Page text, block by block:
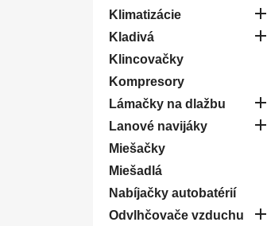
Klimatizácie

Kladivá 
Klincovačky
Kompresory
Lámačky na dlažbu

Lanové navijáky 
Miešačky
Miešadlá
Nabíjačky autobatérií
Odvlhčovače vzduchu
